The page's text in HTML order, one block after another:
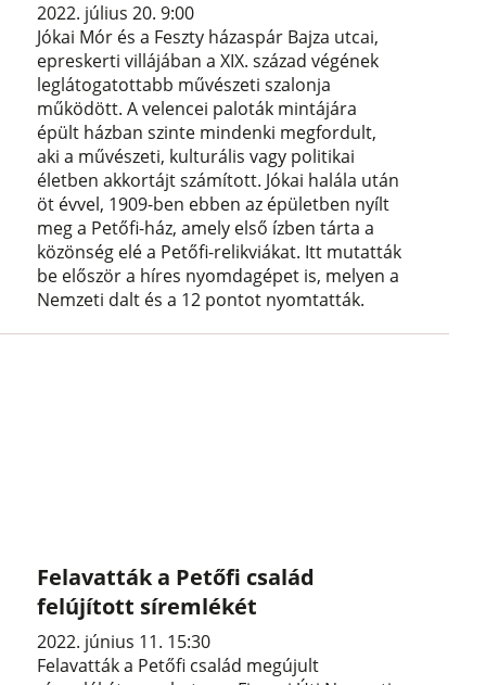
2022. július 20. 9:00
Jókai Mór és a Feszty házaspár Bajza utcai,
epreskerti villájában a XIX. század végének
leglátogatottabb művészeti szalonja
működött. A velencei paloták mintájára
épült házban szinte mindenki megfordult,
aki a művészeti, kulturális vagy politikai
életben akkortájt számított. Jókai halála után
öt évvel, 1909-ben ebben az épületben nyílt
meg a Petőfi-ház, amely első ízben tárta a
közönség elé a Petőfi-relikviákat. Itt mutatták
be először a híres nyomdagépet is, melyen a
Nemzeti dalt és a 12 pontot nyomtatták.
Felavatták a Petőfi család
felújított síremlékét
2022. június 11. 15:30
Felavatták a Petőfi család megújult